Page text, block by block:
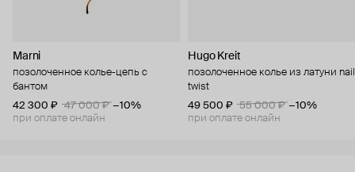
Marni
позолоченное колье-цепь с
бантом
42 300 ₽
47 000 ₽ −10%
при оплате онлайн
Hugo Kreit
позолоченное колье из латуни nail
twist
49 500 ₽
55 000 ₽ −10%
при оплате онлайн